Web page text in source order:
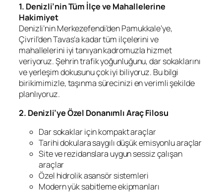
1. Denizli’nin Tüm İlçe ve Mahallelerine
Hakimiyet
Denizli’nin Merkezefendi’den Pamukkale’ye,
Çivril’den Tavas’a kadar tüm ilçelerini ve
mahallelerini iyi tanıyan kadromuzla hizmet
veriyoruz. Şehrin trafik yoğunluğunu, dar sokaklarını
ve yerleşim dokusunu çok iyi biliyoruz. Bu bilgi
birikimimizle, taşınma sürecinizi en verimli şekilde
planlıyoruz.
2. Denizli’ye Özel Donanımlı Araç Filosu
Dar sokaklar için kompakt araçlar
Tarihi dokulara saygılı düşük emisyonlu araçlar
Site ve rezidanslara uygun sessiz çalışan
araçlar
Özel hidrolik asansör sistemleri
Modern yük sabitleme ekipmanları